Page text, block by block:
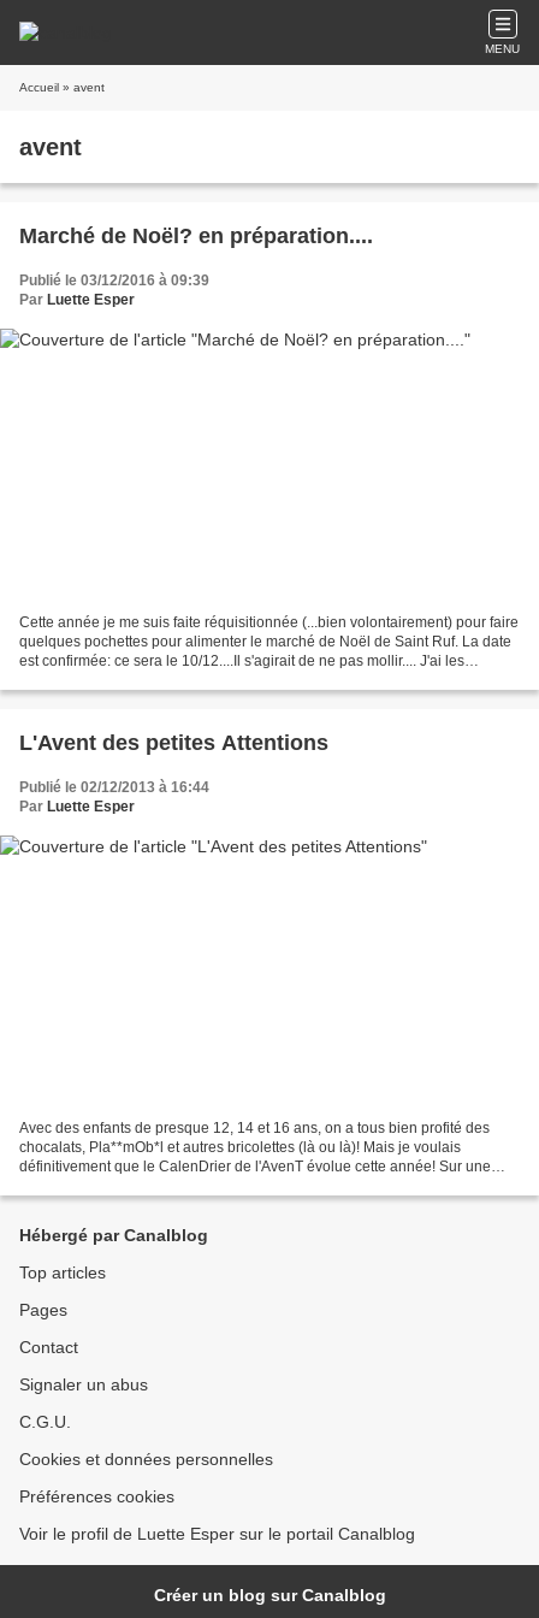
MENU
Accueil » avent
avent
Marché de Noël? en préparation....
Publié le 03/12/2016 à 09:39
Par Luette Esper
Cette année je me suis faite réquisitionnée (...bien volontairement) pour faire
quelques pochettes pour alimenter le marché de Noël de Saint Ruf. La date
est confirmée: ce sera le 10/12....Il s'agirait de ne pas mollir.... J'ai les
L'Avent des petites Attentions
Publié le 02/12/2013 à 16:44
Par Luette Esper
Avec des enfants de presque 12, 14 et 16 ans, on a tous bien profité des
chocalats, Pla**mOb*l et autres bricolettes (là ou là)! Mais je voulais
définitivement que le CalenDrier de l'AvenT évolue cette année! Sur une
Hébergé par Canalblog
Top articles
Pages
Contact
Signaler un abus
C.G.U.
Cookies et données personnelles
Préférences cookies
Voir le profil de Luette Esper sur le portail Canalblog
Créer un blog sur Canalblog